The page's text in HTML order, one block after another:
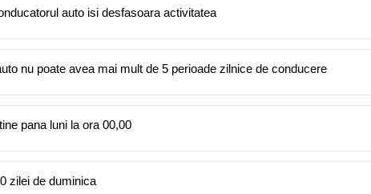
auto isi desfasoara activitatea
nu poate avea mai mult de 5 perioade zilnice de conducere
pana luni la ora 00,00
zilei de duminica